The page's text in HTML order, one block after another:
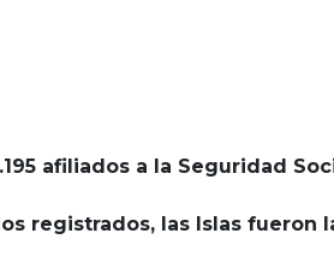
afiliados a la Seguridad
registrados, las Islas